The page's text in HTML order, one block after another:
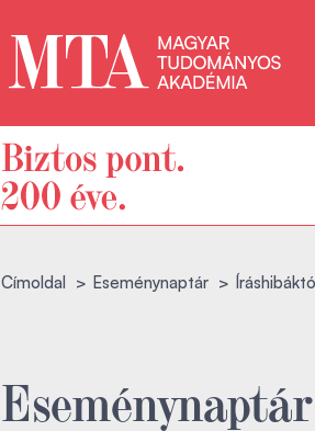
Címoldal Eseménynaptár
Eseménynaptár